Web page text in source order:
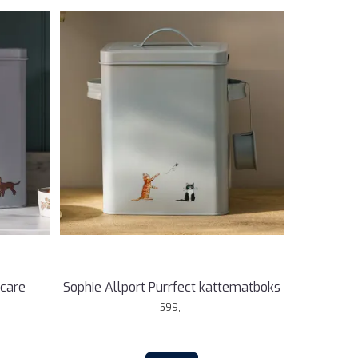
Sophie Allport Purrfect kattematboks
599,-